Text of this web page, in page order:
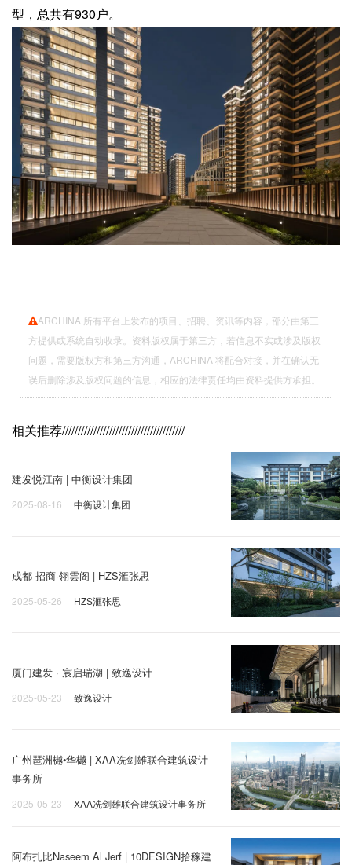
型，总共有930户。
ARCHINA 所有平台上发布的项目、招聘、资讯等内容，部分由第三
方提供或系统自动收录。资料版权属于第三方，若信息不实或涉及版权
问题，需要版权方和第三方沟通，ARCHINA 将配合对接，并在确认无
误后删除涉及版权问题的信息，相应的法律责任均由资料提供方承担。
相关推荐///////////////////////////////////////
建发悦江南 | 中衡设计集团
2025-08-16 中衡设计集团
成都 招商·翎雲阁 | HZS滙张思
2025-05-26 HZS滙张思
厦门建发 · 宸启瑞湖 | 致逸设计
2025-05-23 致逸设计
广州琶洲樾•华樾 | XAA冼剑雄联合建筑设计
事务所
2025-05-23 XAA冼剑雄联合建筑设计事务所
阿布扎比Naseem Al Jerf | 10DESIGN拾稼建